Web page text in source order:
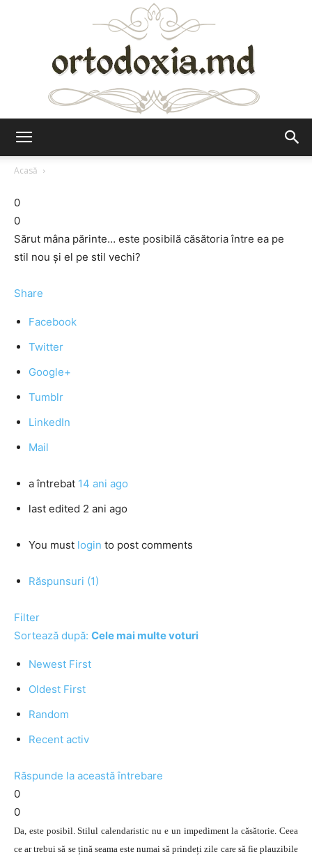
Acasă
0
0
Sărut mâna părinte… este posibilă căsătoria între ea pe
stil nou şi el pe stil vechi?
Share
Facebook
Twitter
Google+
Tumblr
LinkedIn
Mail
a întrebat 14 ani ago
last edited 2 ani ago
You must login to post comments
Răspunsuri (1)
Filter
Sortează după: Cele mai multe voturi
Newest First
Oldest First
Random
Recent activ
Răspunde la această întrebare
0
0
Da, este posibil. Stilul calendaristic nu e un impediment la căsătorie. Ceea
ce ar trebui să se țină seama este numai să prindeți zile care să fie plauzibile